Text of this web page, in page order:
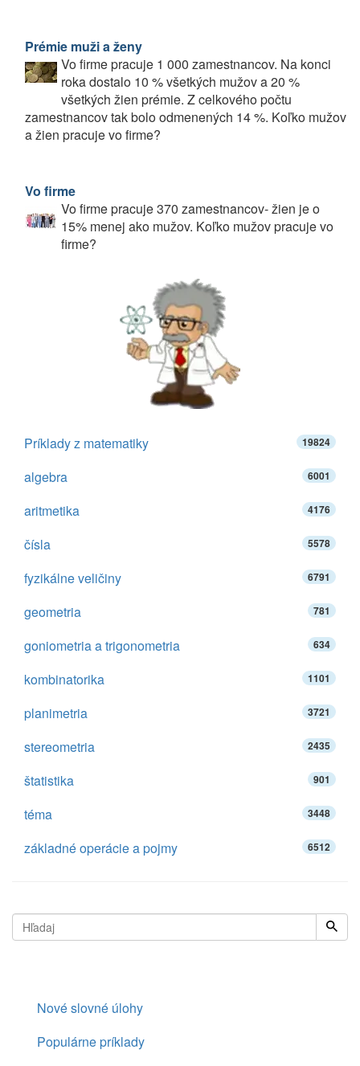
Prémie muži a ženy
Vo firme pracuje 1 000 zamestnancov. Na konci
roka dostalo 10 % všetkých mužov a 20 %
všetkých žien prémie. Z celkového počtu
zamestnancov tak bolo odmenených 14 %. Koľko mužov
a žien pracuje vo firme?
Vo firme
Vo firme pracuje 370 zamestnancov- žien je o
15% menej ako mužov. Koľko mužov pracuje vo
firme?
Príklady z matematiky 19824
algebra 6001
aritmetika 4176
čísla 5578
fyzikálne veličiny 6791
geometria 781
goniometria a trigonometria 634
kombinatorika 1101
planimetria 3721
stereometria 2435
štatistika 901
téma 3448
základné operácie a pojmy 6512
Nové slovné úlohy
Populárne príklady